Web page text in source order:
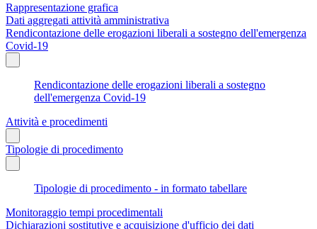
Rappresentazione grafica
Dati aggregati attività amministrativa
Rendicontazione delle erogazioni liberali a sostegno dell'emergenza
Covid-19
Rendicontazione delle erogazioni liberali a sostegno
dell'emergenza Covid-19
Attività e procedimenti
Tipologie di procedimento
Tipologie di procedimento - in formato tabellare
Monitoraggio tempi procedimentali
Dichiarazioni sostitutive e acquisizione d'ufficio dei dati